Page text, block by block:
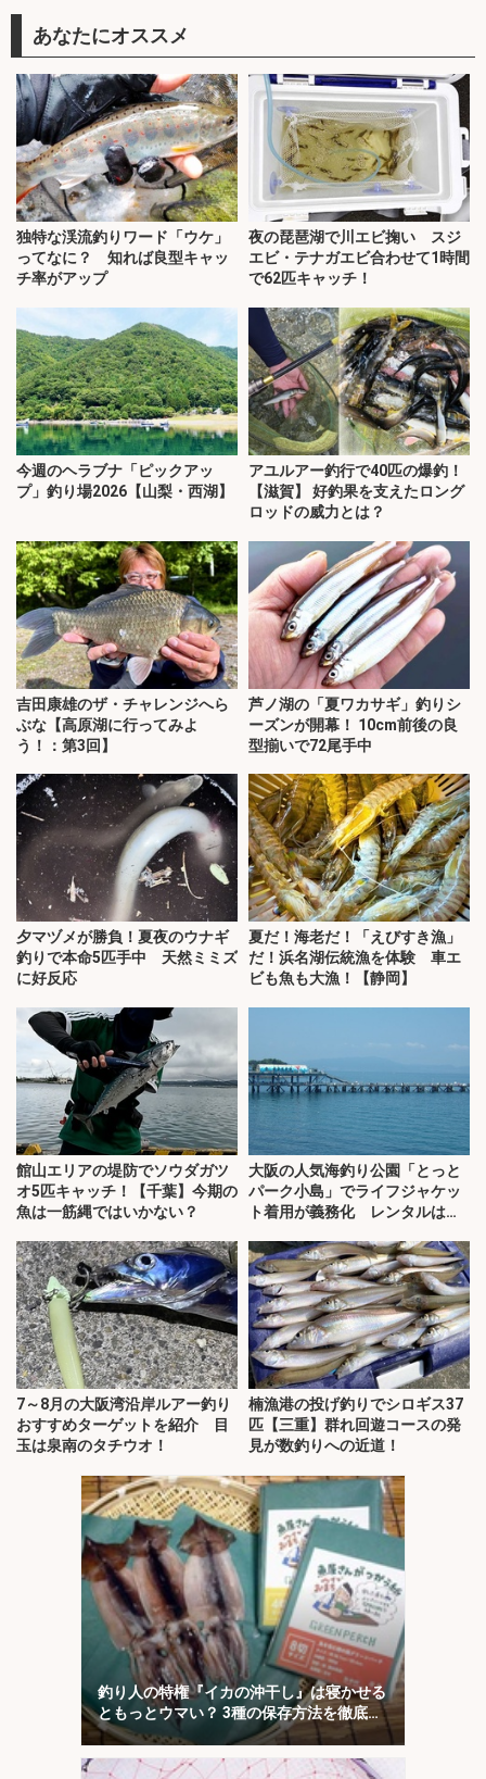
あなたにオススメ
独特な渓流釣りワード「ウケ」
ってなに？ 知れば良型キャッ
チ率がアップ
夜の琵琶湖で川エビ掬い スジ
エビ・テナガエビ合わせて1時間
で62匹キャッチ！
今週のヘラブナ「ピックアッ
プ」釣り場2026【山梨・西湖】
アユルアー釣行で40匹の爆釣！
【滋賀】 好釣果を支えたロング
ロッドの威力とは？
吉田康雄のザ・チャレンジへら
ぶな【高原湖に行ってみよ
う！：第3回】
芦ノ湖の「夏ワカサギ」釣りシ
ーズンが開幕！ 10cm前後の良
型揃いで72尾手中
夕マヅメが勝負！夏夜のウナギ
釣りで本命5匹手中 天然ミミズ
に好反応
夏だ！海老だ！「えびすき漁」
だ！浜名湖伝統漁を体験 車エ
ビも魚も大漁！【静岡】
館山エリアの堤防でソウダガツ
オ5匹キャッチ！【千葉】今期の
魚は一筋縄ではいかない？
大阪の人気海釣り公園「とっと
パーク小島」でライフジャケッ
ト着用が義務化 レンタルはオ
7～8月の大阪湾沿岸ルアー釣り
おすすめターゲットを紹介 目
玉は泉南のタチウオ！
楠漁港の投げ釣りでシロギス37
匹【三重】群れ回遊コースの発
見が数釣りへの近道！
釣り人の特権『イカの沖干し』は寝かせる
ともっとウマい？ 3種の保存方法を徹底検
証